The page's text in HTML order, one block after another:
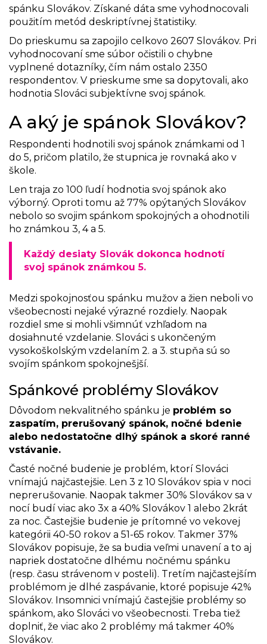
spánku Slovákov. Získané dáta sme vyhodnocovali
použitím metód deskriptívnej štatistiky.
Do prieskumu sa zapojilo celkovo 2607 Slovákov. Pri
vyhodnocovaní sme súbor očistili o chybne
vyplnené dotazníky, čím nám ostalo 2350
respondentov. V prieskume sme sa dopytovali, ako
hodnotia Slováci subjektívne svoj spánok.
A aký je spánok Slovákov?
Respondenti hodnotili svoj spánok známkami od 1
do 5, pričom platilo, že stupnica je rovnaká ako v
škole.
Len traja zo 100 ľudí hodnotia svoj spánok ako
výborný. Oproti tomu až 77% opýtaných Slovákov
nebolo so svojim spánkom spokojných a ohodnotili
ho známkou 3, 4 a 5.
Každý desiaty Slovák dokonca hodnotí
svoj spánok známkou 5.
Medzi spokojnosťou spánku mužov a žien neboli vo
všeobecnosti nejaké výrazné rozdiely. Naopak
rozdiel sme si mohli všimnúť vzhľadom na
dosiahnuté vzdelanie. Slováci s ukončeným
vysokoškolským vzdelaním 2. a 3. stupňa sú so
svojím spánkom spokojnešjší.
Spánkové problémy Slovákov
Dôvodom nekvalitného spánku je problém so
zaspatím, prerušovaný spánok, nočné bdenie
alebo nedostatočne dlhý spánok a skoré ranné
vstávanie.
Časté nočné budenie je problém, ktorí Slováci
vnímajú najčastejšie. Len 3 z 10 Slovákov spia v noci
neprerušovanie. Naopak takmer 30% Slovákov sa v
nocí budí viac ako 3x a 40% Slovákov 1 alebo 2krát
za noc. Častejšie budenie je prítomné vo vekovej
kategórii 40-50 rokov a 51-65 rokov. Takmer 37%
Slovákov popisuje, že sa budia veľmi unavení a to aj
napriek dostatočne dlhému nočnému spánku
(resp. času strávenom v posteli). Tretím najčastejším
problémom je dlhé zaspávanie, ktoré popisuje 42%
Slovákov. Insomnici vnímajú častejšie problémy so
spánkom, ako Slováci vo všeobecnosti. Treba tiež
doplniť, že viac ako 2 problémy má takmer 40%
Slovákov.